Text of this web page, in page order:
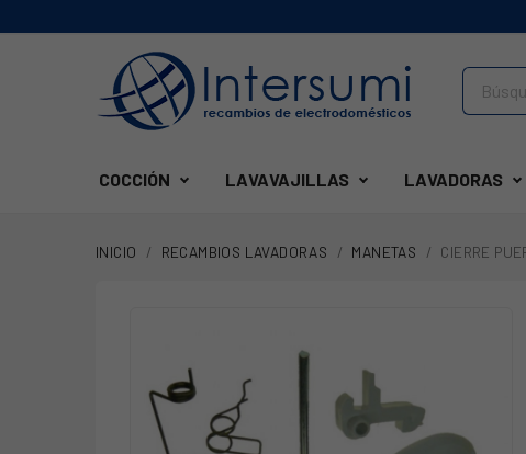
COCCIÓN LAVAVAJILLAS LAVADORAS
INICIO RECAMBIOS LAVADORAS MANETAS CIERRE